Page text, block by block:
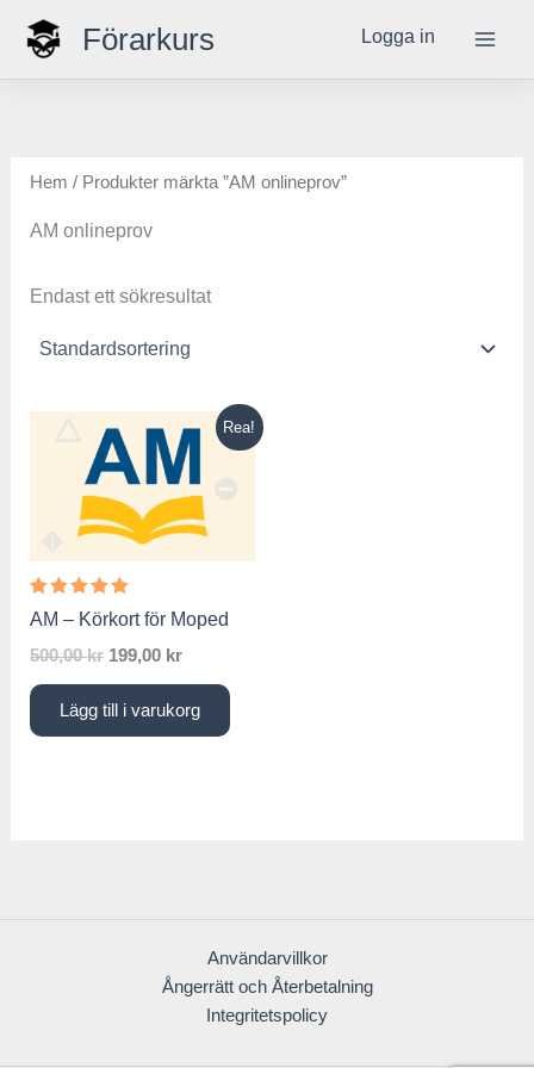
Hoppa
innehåll
Förarkurs Logga in
Hem / Produkter märkta ”AM onlineprov”
AM onlineprov
Endast ett sökresultat
Rea!
Betygsatt
5.00
AM – Körkort för Moped
500,00kr
ursprungliga
priset
var:
500,00 kr.
199,00 kr
nuvarande
priset
är:
199,00 kr.
Lägg till i varukorg
Användarvillkor
Ångerrätt och Återbetalning
Integritetspolicy